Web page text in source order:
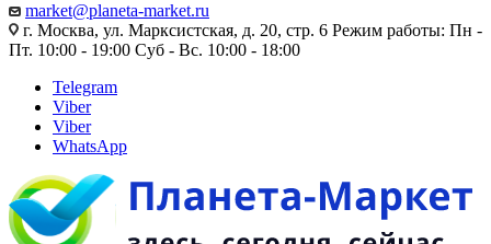
market@planeta-market.ru
г. Москва, ул. Марксистская, д. 20, стр. 6 Режим работы: Пн -
Пт. 10:00 - 19:00 Суб - Вс. 10:00 - 18:00
Telegram
Viber
Viber
WhatsApp